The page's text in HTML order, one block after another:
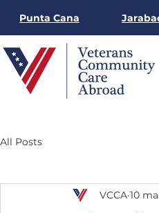
Punta Cana
All Posts
VCCA 10